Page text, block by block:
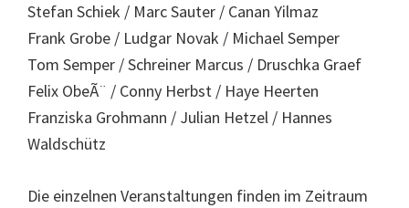
Stefan Schiek / Marc Sauter / Canan Yilmaz
Frank Grobe / Ludgar Novak / Michael Semper
Tom Semper / Schreiner Marcus / Druschka Graef
Felix ObeÃ¨ / Conny Herbst / Haye Heerten
Franziska Grohmann / Julian Hetzel / Hannes
Waldschütz
Die einzelnen Veranstaltungen finden im Zeitraum